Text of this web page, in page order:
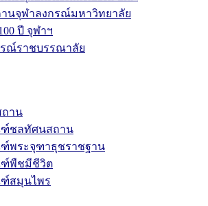
นจุฬาลงกรณ์มหาวิทยาลัย
ปี จุฬาฯ
ณ์ราชบรรณาลัย
ถาน
ชลทัศนสถาน
พระจุฑาธุชราชฐาน
พืชมีชีวิต
สมุนไพร